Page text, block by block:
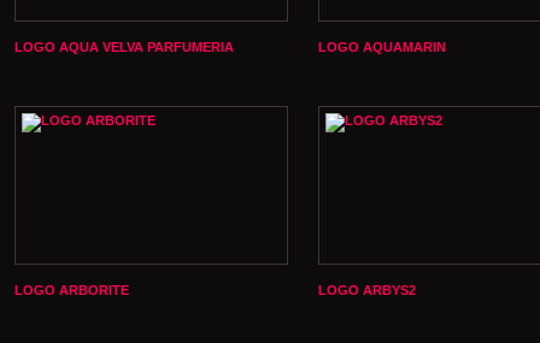
LOGO AQUA VELVA PARFUMERIA LOGO AQUAMARIN
LOGO ARBORITE LOGO ARBYS2